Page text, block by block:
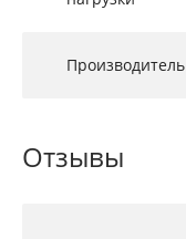
Производитель
Отзывы